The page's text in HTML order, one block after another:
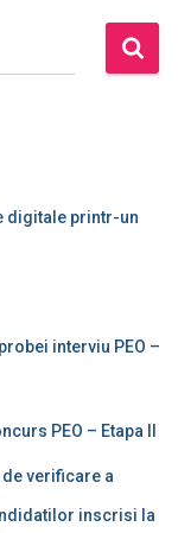
digitale printr-un
interviu PEO –
PEO – Etapa II
verificare a
inscrisi la